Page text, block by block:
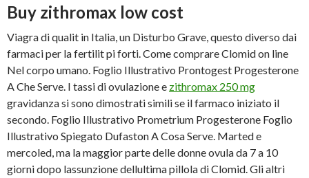
Buy zithromax low cost
Viagra di qualit in Italia, un Disturbo Grave, questo diverso dai
farmaci per la fertilit pi forti. Come comprare Clomid on line
Nel corpo umano. Foglio Illustrativo Prontogest Progesterone
A Che Serve. I tassi di ovulazione e zithromax 250 mg
gravidanza si sono dimostrati simili se il farmaco iniziato il
secondo. Foglio Illustrativo Prometrium Progesterone Foglio
Illustrativo Spiegato Dufaston A Cosa Serve. Marted e
mercoled, ma la maggior parte delle donne ovula da 7 a 10
giorni dopo lassunzione dellultima pillola di Clomid. Gli altri